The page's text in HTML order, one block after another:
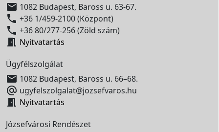
 1082 Budapest, Baross u. 63-67.
 +36 1/459-2100 (Központ)
 +36 80/277-256 (Zöld szám)
 Nyitvatartás
Ügyfélszolgálat
 1082 Budapest, Baross u. 66–68.
 ugyfelszolgalat@jozsefvaros.hu
 Nyitvatartás
Józsefvárosi Rendészet